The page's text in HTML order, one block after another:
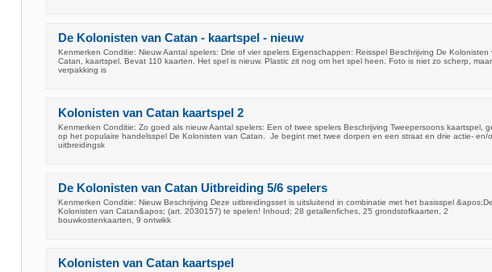
De Kolonisten van Catan - kaartspel - nieuw
Kenmerken Conditie: Nieuw Aantal spelers: Drie of vier spelers Eigenschappen: Reisspel Beschrijving De Kolonisten
Catan, kaartspel. Bevat 110 kaarten. Het spel is nieuw. Plastic zit nog om het spel heen. Foto is niet zo scherp, maar
verpakking is
Kolonisten van Catan kaartspel 2
Kenmerken Conditie: Zo goed als nieuw Aantal spelers: Een of twee spelers Beschrijving Tweepersoons kaartspel,
op het populaire handelsspel De Kolonisten van Catan. Je begint met twee dorpen en een straat en drie actie- en/
uitbreidingsk
De Kolonisten van Catan Uitbreiding 5/6 spelers
Kenmerken Conditie: Nieuw Beschrijving Deze uitbreidingsset is uitsluitend in combinatie met het basisspel &apos;De
Kolonisten van Catan&apos; (art. 2030157) te spelen! Inhoud: 28 getallenfiches, 25 grondstofkaarten, 2
bouwkostenkaarten, 9 ontwikk
Kolonisten van Catan kaartspel